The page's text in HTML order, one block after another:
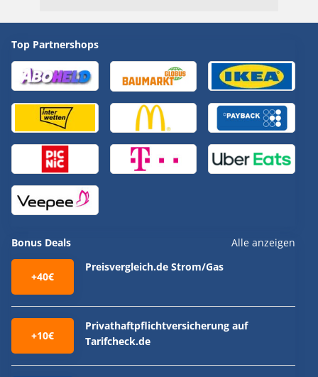
Top Partnershops
Bonus Deals Alle anzeigen
+40€
Preisvergleich.de Strom/Gas
+10€
Privathaftpflichtversicherung auf
Tarifcheck.de